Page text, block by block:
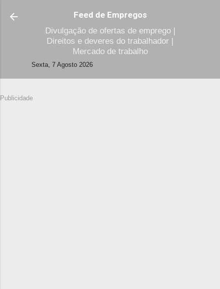
Avançar para o conteúdo principal
Feed de Empregos
Divulgação de ofertas de emprego |
Direitos e deveres do trabalhador |
Mercado de trabalho
Sexta, 7 Agosto 2026
Publicidade